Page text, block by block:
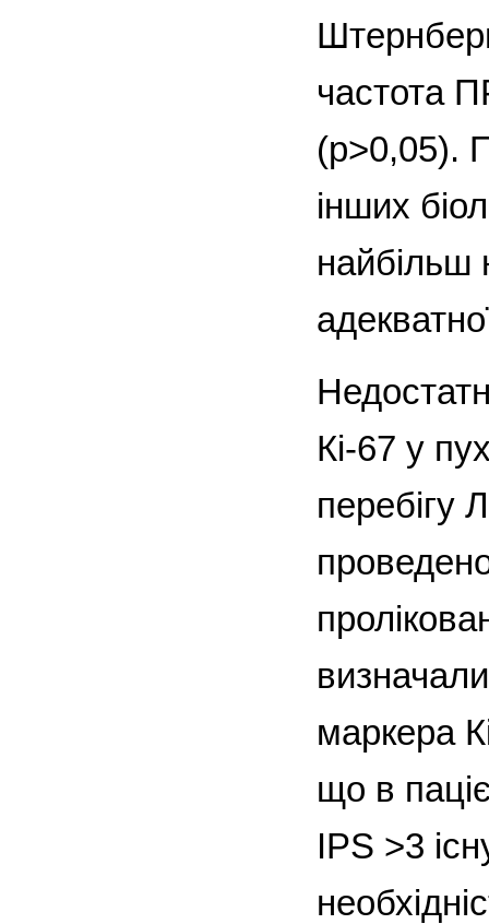
частота
(p>0,05).
інших
найбільш
Кі-67 у
перебігу
маркера
що в
IPS >3